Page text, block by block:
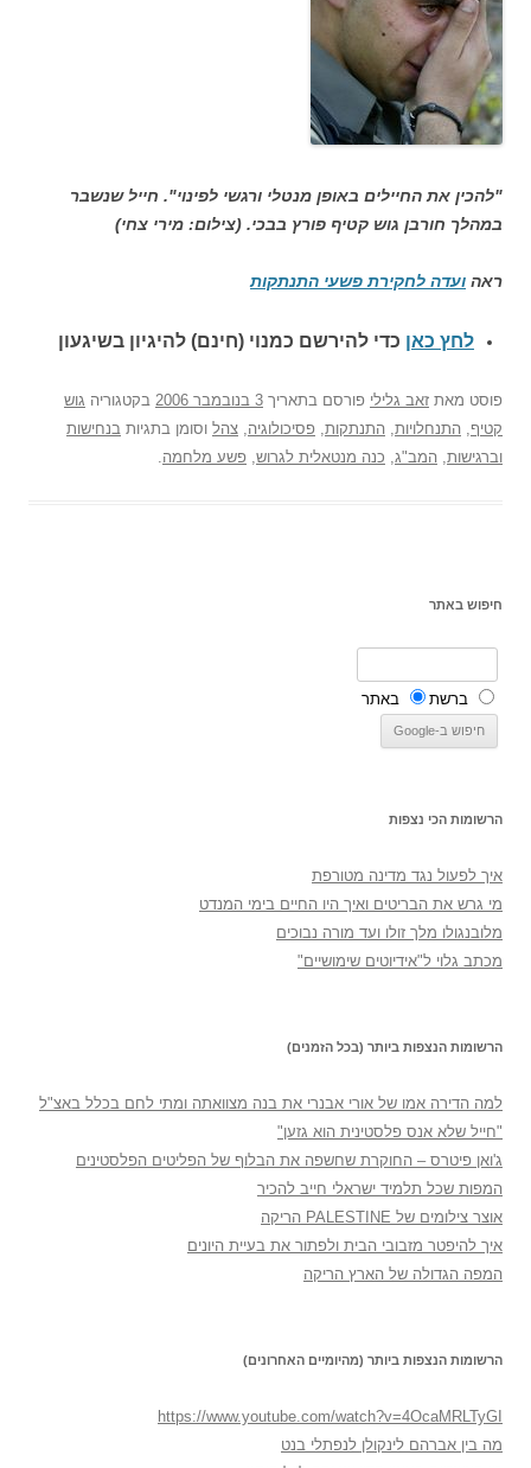
"להכין את החיילים באופן מנטלי ורגשי לפינוי". חייל שנשבר
במהלך חורבן גוש קטיף פורץ בבכי. (צילום: מירי צחי)
ראה ועדה לחקירת פשעי התנתקות
לחץ כאן כדי להירשם כמנוי (חינם) להיגיון בשיגעון
פוסט מאת זאב גלילי פורסם בתאריך 3 בנובמבר 2006 בקטגוריה גוש
קטיף התנחלויות התנתקות פסיכולוגיה צהל וסומן בתגיות בנחישות
וברגישות המב"ג כנה מנטאלית לגרוש פשע מלחמה
חיפוש באתר
ברשת באתר
הרשומות הכי נצפות
איך לפעול נגד מדינה מטורפת
מי גרש את הבריטים ואיך היו החיים בימי המנדט
מלובנגולו מלך זולו ועד מורה נבוכים
מכתב גלוי ל"אידיוטים שימושיים"
הרשומות הנצפות ביותר (בכל הזמנים)
למה הדירה אמו של אורי אבנרי את בנה מצוואתה ומתי לחם בכלל באצ"ל
"חייל שלא אנס פלסטינית הוא גזען"
ג'ואן פיטרס – החוקרת שחשפה את הבלוף של הפליטים הפלסטינים
המפות שכל תלמיד ישראלי חייב להכיר
אוצר צילומים של PALESTINE הריקה
איך להיפטר מזבובי הבית ולפתור את בעיית היונים
המפה הגדולה של הארץ הריקה
הרשומות הנצפות ביותר (מהיומיים האחרונים)
https://www.youtube.com/watch?v=4OcaMRLTyGI
מה בין אברהם לינקולן לנפתלי בנט